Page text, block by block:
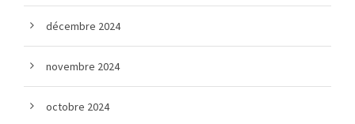
décembre 2024
novembre 2024
octobre 2024